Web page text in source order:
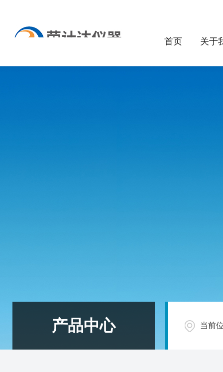
首页 关于
产品中心 当前